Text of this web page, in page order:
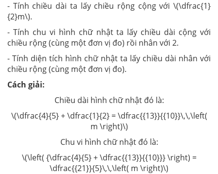
- Tính chiều dài ta lấy chiều rộng cộng với \(\dfrac{1}
{2}m\).
- Tính chu vi hình chữ nhật ta lấy chiều dài cộng với
chiều rộng (cùng một đơn vị đo) rồi nhân với 2.
- Tính diện tích hình chữ nhật ta lấy chiều dài nhân với
chiều rộng (cùng một đơn vị đo).
Cách giải:
Chiều dài hình chữ nhật đó là:
\(\dfrac{4}{5} + \dfrac{1}{2} = \dfrac{{13}}{{10}}\,\,\left(
m \right)\)
Chu vi hình chữ nhật đó là:
\(\left( {\dfrac{4}{5} + \dfrac{{13}}{{10}}} \right) =
\dfrac{{21}}{5}\,\,\left( m \right)\)